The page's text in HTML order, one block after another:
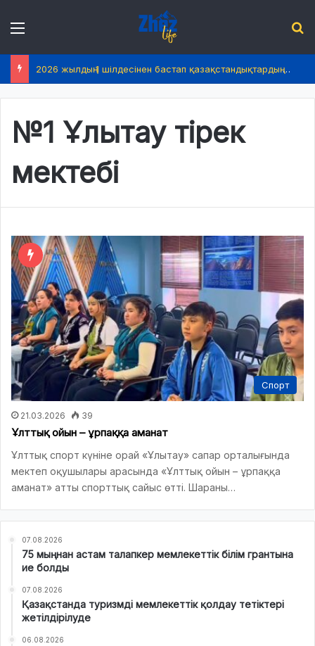
2026 жылдың 1 шілдесінен бастап қазақстандықтардың өмірінде не өзгереді?
№1 Ұлытау тірек
мектебі
Спорт
21.03.2026 39
Ұлттық ойын – ұрпаққа аманат
Ұлттық спорт күніне орай «Ұлытау» сапар орталығында
мектеп оқушылары арасында «Ұлттық ойын – ұрпаққа
аманат» атты спорттық сайыс өтті. Шараны…
07.08.2026
75 мыңнан астам талапкер мемлекеттік білім грантына
ие болды
07.08.2026
Қазақстанда туризмді мемлекеттік қолдау тетіктері
жетілдірілуде
06.08.2026